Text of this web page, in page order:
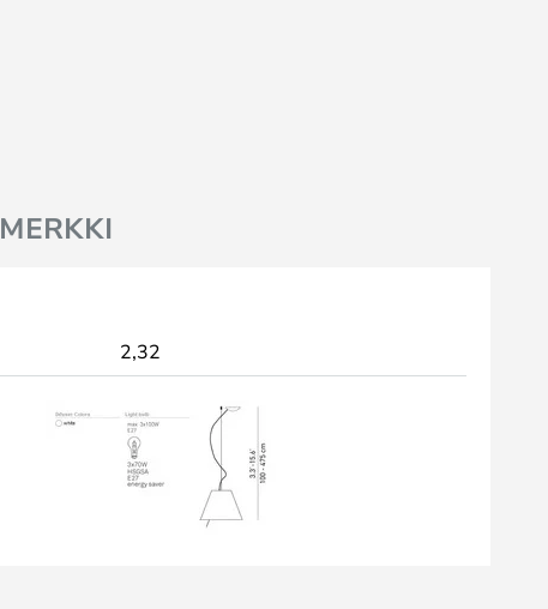
MERKKI
2,32